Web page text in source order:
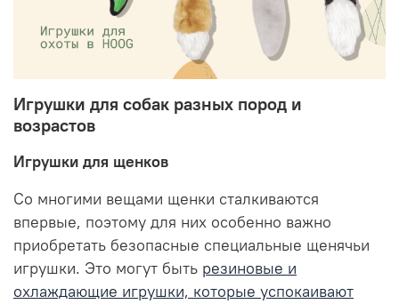
Игрушки для собак разных пород и
возрастов
Игрушки для щенков
Со многими вещами щенки сталкиваются
впервые, поэтому для них особенно важно
приобретать безопасные специальные щенячьи
игрушки. Это могут быть резиновые и
охлаждающие игрушки, которые успокаивают